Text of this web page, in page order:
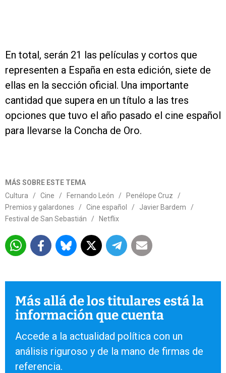
En total, serán 21 las películas y cortos que
representen a España en esta edición, siete de
ellas en la sección oficial. Una importante
cantidad que supera en un título a las tres
opciones que tuvo el año pasado el cine español
para llevarse la Concha de Oro.
MÁS SOBRE ESTE TEMA
Cultura
/ Cine / Fernando León / Penélope Cruz
/
Premios y galardones
/ Cine español / Javier Bardem
/
Festival de San Sebastián
/ Netflix
Más allá de los titulares está la
información que cuenta
Accede a la actualidad política con un
análisis riguroso y de la mano de firmas de
referencia.